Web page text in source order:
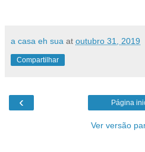
a casa eh sua at outubro 31, 2019
Compartilhar
‹ Página
Ver versão